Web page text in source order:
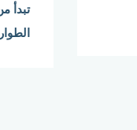
تبدأ